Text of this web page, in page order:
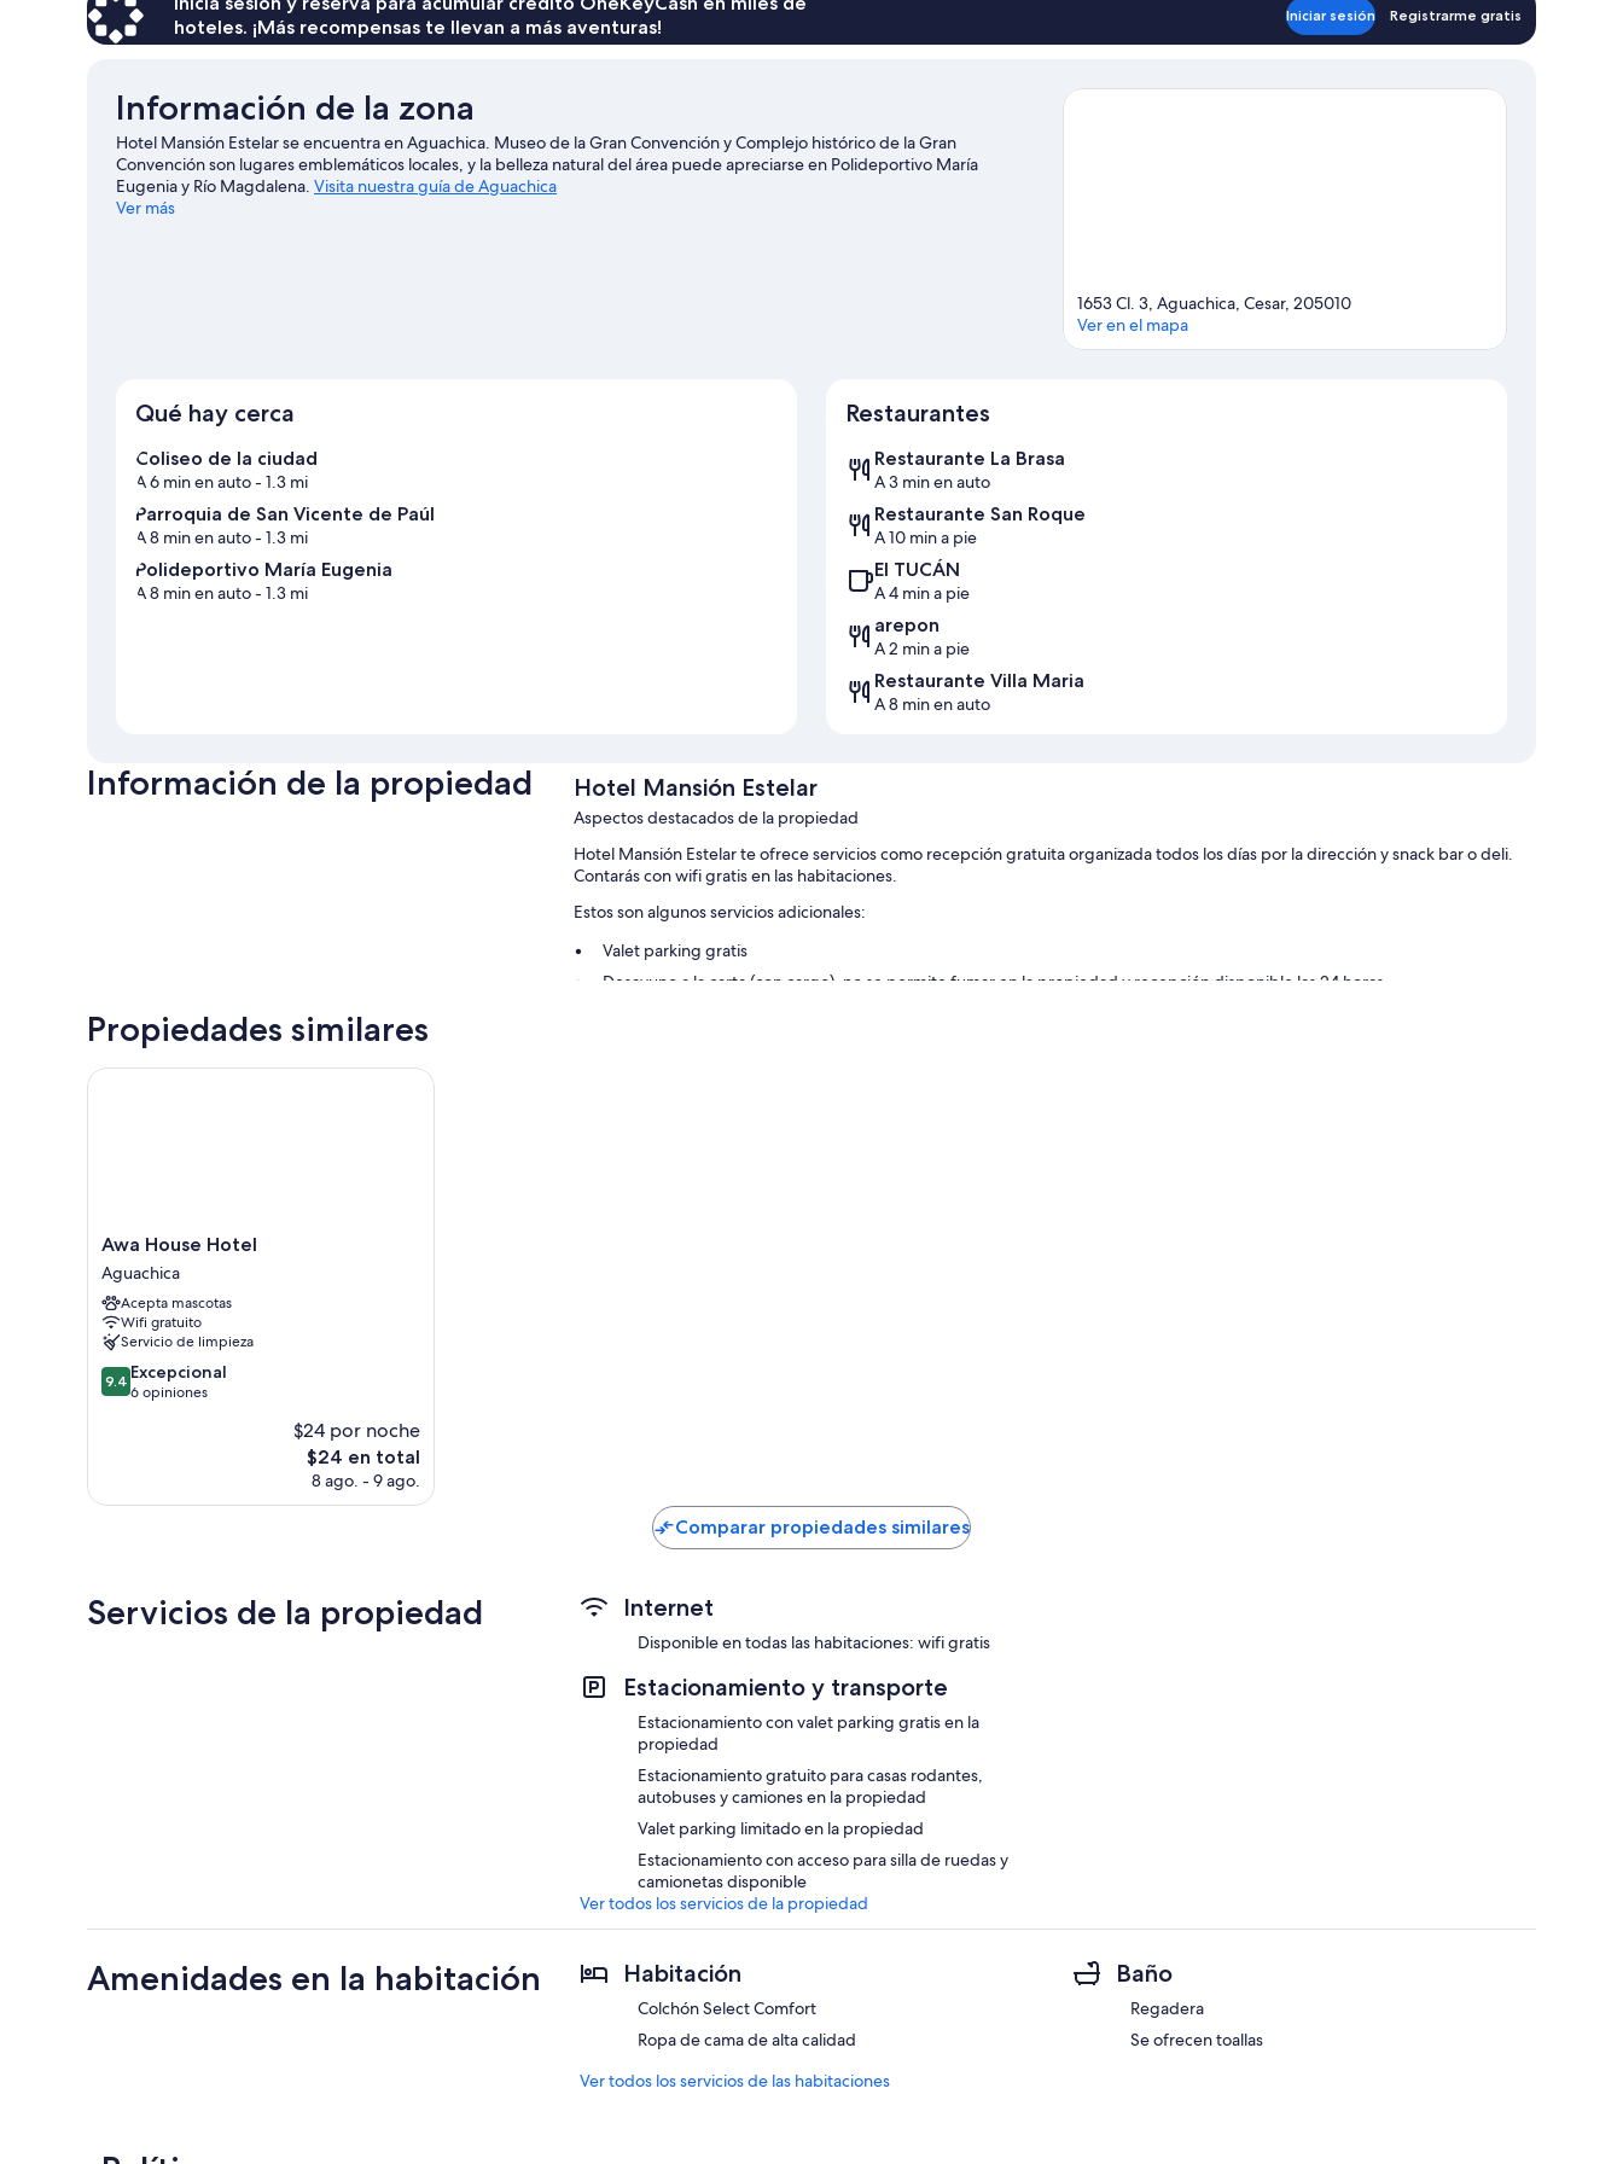
hoteles. ¡Más recompensas te llevan a más aventuras!
Iniciar sesión Registrarme gratis
Información de la zona
Hotel Mansión Estelar se encuentra en Aguachica. Museo de la Gran Convención y Complejo histórico de la Gran
Convención son lugares emblemáticos locales, y la belleza natural del área puede apreciarse en Polideportivo María
Eugenia y Río Magdalena. Visita nuestra guía de Aguachica
Ver más
1653 Cl. 3, Aguachica, Cesar, 205010
Ver en el mapa
Qué hay cerca
Coliseo de la ciudad
A 6 min en auto- 1.3 mi
Parroquia de San Vicente de Paúl
A 8 min en auto- 1.3 mi
Polideportivo María Eugenia
A 8 min en auto- 1.3 mi
Restaurantes
Restaurante La Brasa
A 3 min en auto
Restaurante San Roque
A 10 min a pie
El TUCÁN
A 4 min a pie
arepon
A 2 min a pie
Restaurante Villa Maria
A 8 min en auto
Información de la propiedad Hotel Mansión Estelar
Aspectos destacados de la propiedad
Hotel Mansión Estelar te ofrece servicios como recepción gratuita organizada todos los días por la dirección y snack bar o deli.
Contarás con wifi gratis en las habitaciones.
Estos son algunos servicios adicionales:
Valet parking gratis
Desayuno a la carta (con cargo), no se permite fumar en la propiedad y recepción disponible las 24 horas
Propiedades similares
Awa
House
Hotel
Aguachica
Awa House Hotel
Aguachica
Acepta mascotas
Wifi gratuito
Servicio de limpieza
9.4
de
9.4 Excepcional
6 opiniones
$24 por noche
El
precio
$24 en total
8 ago. - 9 ago.
Awa House Hotel
Comparar propiedades similares
Servicios de la propiedad Internet
Disponible en todas las habitaciones: wifi gratis
Estacionamiento y transporte
Estacionamiento con valet parking gratis en la
propiedad
Estacionamiento gratuito para casas rodantes,
autobuses y camiones en la propiedad
Valet parking limitado en la propiedad
Estacionamiento con acceso para silla de ruedas y
camionetas disponible
Ver todos los servicios de la propiedad
Amenidades en la habitación Habitación
Colchón Select Comfort
Ropa de cama de alta calidad
Baño
Regadera
Se ofrecen toallas
Ver todos los servicios de las habitaciones